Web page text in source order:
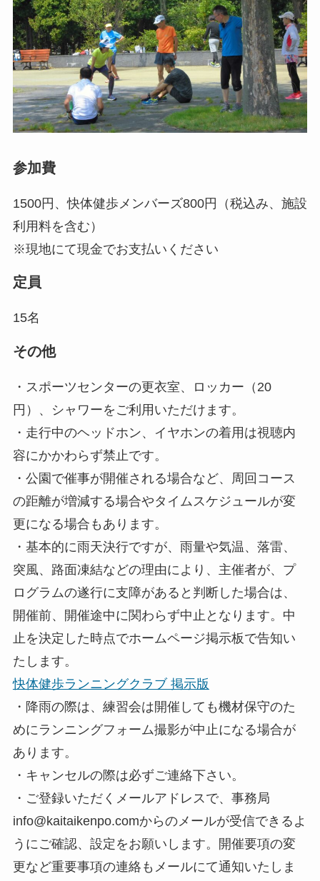
参加費
1500円、快体健歩メンバーズ800円（税込み、施設
利用料を含む）
※現地にて現金でお支払いください
定員
15名
その他
・スポーツセンターの更衣室、ロッカー（20
円）、シャワーをご利用いただけます。
・走行中のヘッドホン、イヤホンの着用は視聴内
容にかかわらず禁止です。
・公園で催事が開催される場合など、周回コース
の距離が増減する場合やタイムスケジュールが変
更になる場合もあります。
・基本的に雨天決行ですが、雨量や気温、落雷、
突風、路面凍結などの理由により、主催者が、プ
ログラムの遂行に支障があると判断した場合は、
開催前、開催途中に関わらず中止となります。中
止を決定した時点でホームページ掲示板で告知い
たします。
快体健歩ランニングクラブ 掲示版
・降雨の際は、練習会は開催しても機材保守のた
めにランニングフォーム撮影が中止になる場合が
あります。
・キャンセルの際は必ずご連絡下さい。
・ご登録いただくメールアドレスで、事務局
info@kaitaikenpo.comからのメールが受信できるよ
うにご確認、設定をお願いします。開催要項の変
更など重要事項の連絡もメールにて通知いたしま